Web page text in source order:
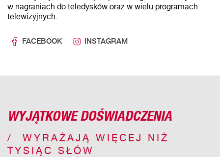
w nagraniach do teledysków oraz w wielu programach
telewizyjnych.
FACEBOOK INSTAGRAM
WYJĄTKOWE DOŚWIADCZENIA
WYRAŻAJĄ WIĘCEJ NIŻ
TYSIĄC SŁÓW